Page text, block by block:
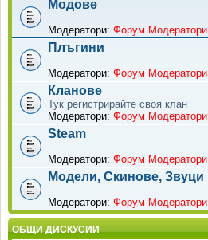
Модове
Модератори: Форум Модератори
Плъгини
Модератори: Форум Модератори
Кланове
Тук регистрирайте своя клан
Модератори: Форум Модератори
Steam
Модератори: Форум Модератори
Модели, Скинове, Звуци
Модератори: Форум Модератори
ОБЩИ ДИСКУСИИ